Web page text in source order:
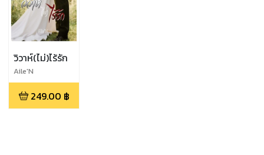
วิวาห์(ไม่)ไร้รัก
Aile'N
249.00 ฿